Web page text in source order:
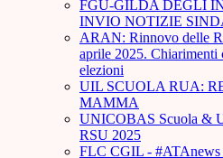
FGU-GILDA DEGLI
INVIO NOTIZIE
ARAN: Rinnovo delle
aprile 2025. Chiarimenti
elezioni
UIL SCUOLA RUA:
MAMMA
UNICOBAS Scuola &
RSU 2025
FLC CGIL - #ATAnews